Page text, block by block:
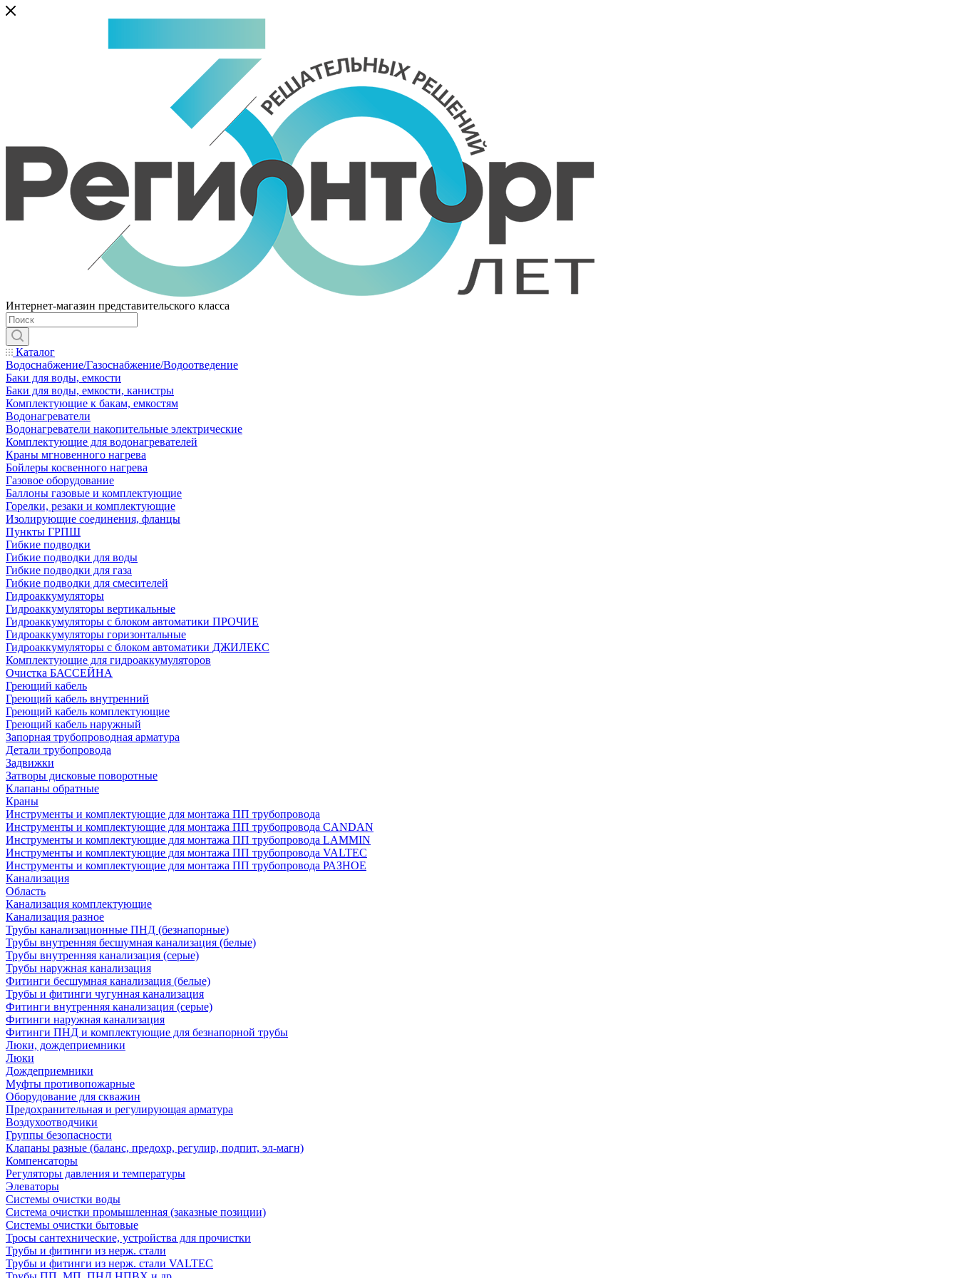
Интернет-магазин представительского класса
Каталог
Водоснабжение/Газоснабжение/Водоотведение
Баки для воды, емкости
Баки для воды, емкости, канистры
Комплектующие к бакам, емкостям
Водонагреватели
Водонагреватели накопительные электрические
Комплектующие для водонагревателей
Краны мгновенного нагрева
Бойлеры косвенного нагрева
Газовое оборудование
Баллоны газовые и комплектующие
Горелки, резаки и комплектующие
Изолирующие соединения, фланцы
Пункты ГРПШ
Гибкие подводки
Гибкие подводки для воды
Гибкие подводки для газа
Гибкие подводки для смесителей
Гидроаккумуляторы
Гидроаккумуляторы вертикальные
Гидроаккумуляторы с блоком автоматики ПРОЧИЕ
Гидроаккумуляторы горизонтальные
Гидроаккумуляторы с блоком автоматики ДЖИЛЕКС
Комплектующие для гидроаккумуляторов
Очистка БАССЕЙНА
Греющий кабель
Греющий кабель внутренний
Греющий кабель комплектующие
Греющий кабель наружный
Запорная трубопроводная арматура
Детали трубопровода
Задвижки
Затворы дисковые поворотные
Клапаны обратные
Краны
Инструменты и комплектующие для монтажа ПП трубопровода
Инструменты и комплектующие для монтажа ПП трубопровода CANDAN
Инструменты и комплектующие для монтажа ПП трубопровода LAMMIN
Инструменты и комплектующие для монтажа ПП трубопровода VALTEC
Инструменты и комплектующие для монтажа ПП трубопровода РАЗНОЕ
Канализация
Область
Канализация комплектующие
Канализация разное
Трубы канализационные ПНД (безнапорные)
Трубы внутренняя бесшумная канализация (белые)
Трубы внутренняя канализация (серые)
Трубы наружная канализация
Фитинги бесшумная канализация (белые)
Трубы и фитинги чугунная канализация
Фитинги внутренняя канализация (серые)
Фитинги наружная канализация
Фитинги ПНД и комплектующие для безнапорной трубы
Люки, дождеприемники
Люки
Дождеприемники
Муфты противопожарные
Оборудование для скважин
Предохранительная и регулирующая арматура
Воздухоотводчики
Группы безопасности
Клапаны разные (баланс, предохр, регулир, подпит, эл-магн)
Компенсаторы
Регуляторы давления и температуры
Элеваторы
Системы очистки воды
Система очистки промышленная (заказные позиции)
Системы очистки бытовые
Тросы сантехнические, устройства для прочистки
Трубы и фитинги из нерж. стали
Трубы и фитинги из нерж. стали VALTEC